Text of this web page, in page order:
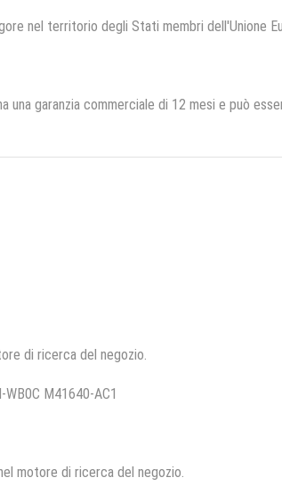
nel territorio degli Stati membri dell'Unione
una garanzia commerciale di 12 mesi e può
di ricerca del negozio.
M41640-AC1
motore di ricerca del negozio.